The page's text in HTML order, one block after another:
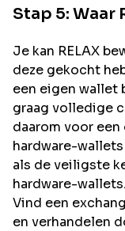
Stap 5: Waar
Je kan RELAX
deze gekocht
een eigen wallet
graag volledige
daarom voor
hardware-
als de veiligste
hardware-
Vind een
en verhandelen